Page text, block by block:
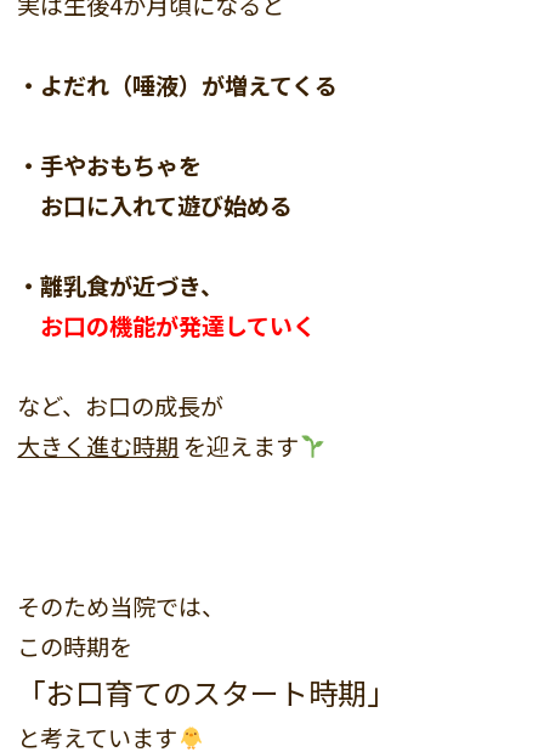
・よだれ（唾液）が増えてくる
・手やおもちゃを
お口に入れて遊び始める
・離乳食が近づき、
お口の機能が発達していく
など、お口の成長が
大きく進む時期 を迎えます
そのため当院では、
この時期を
「お口育てのスタート時期」
と考えています